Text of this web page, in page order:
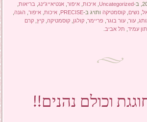
Uncategorized
,איכות ,איפור ,אנטיאייג'ינג בריאות
,נשים ,קוסמטיקה ותויג ב-PRECISE
,איכות ,איפור הגנה
,עור ,עור בוגר פריימר ,קולגן ,קוסמטיקה ,קיץ ,קרם
עמיד תל אביב
וכולם נהנים!!